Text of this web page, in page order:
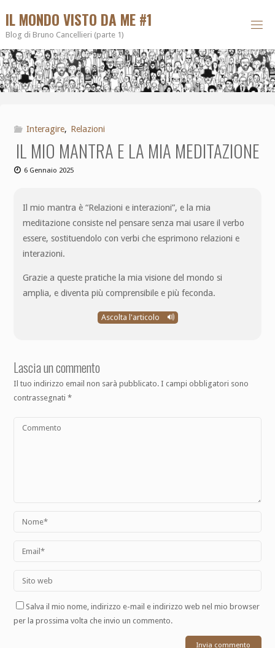
IL MONDO VISTO DA ME #1
Blog di Bruno Cancellieri (parte 1)
Interagire, Relazioni
IL MIO MANTRA E LA MIA MEDITAZIONE
6 Gennaio 2025
Il mio mantra è “Relazioni e interazioni”, e la mia
meditazione consiste nel pensare senza mai usare il verbo
essere, sostituendolo con verbi che esprimono relazioni e
interazioni.
Grazie a queste pratiche la mia visione del mondo si
amplia, e diventa più comprensibile e più feconda.
Ascolta l'articolo
Lascia un commento
Il tuo indirizzo email non sarà pubblicato. I campi obbligatori sono
contrassegnati*
Salva il mio nome, indirizzo e-mail e indirizzo web nel mio browser
per la prossima volta che invio un commento.